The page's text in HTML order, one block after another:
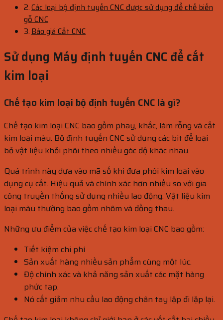
Các loại bộ định tuyến CNC được sử dụng để chế biến
gỗ CNC
Báo giá Cắt CNC
Sử dụng Máy định tuyến CNC để cắt
kim loại
Chế tạo kim loại bộ định tuyến CNC là gì?
Chế tạo kim loại CNC bao gồm phay, khắc, làm rỗng và cắt
kim loại màu. Bộ định tuyến CNC sử dụng các bit để loại
bỏ vật liệu khỏi phôi theo nhiều góc độ khác nhau.
Quá trình này dựa vào mã số khi đưa phôi kim loại vào
dụng cụ cắt. Hiệu quả và chính xác hơn nhiều so với gia
công truyền thống sử dụng nhiều lao động. Vật liệu kim
loại màu thường bao gồm nhôm và đồng thau.
Những ưu điểm của việc chế tạo kim loại CNC bao gồm:
Tiết kiệm chi phí
Sản xuất hàng nhiều sản phẩm cùng một lúc.
Độ chính xác và khả năng sản xuất các mặt hàng
phức tạp.
Nó cắt giảm nhu cầu lao động chân tay lặp đi lặp lại.